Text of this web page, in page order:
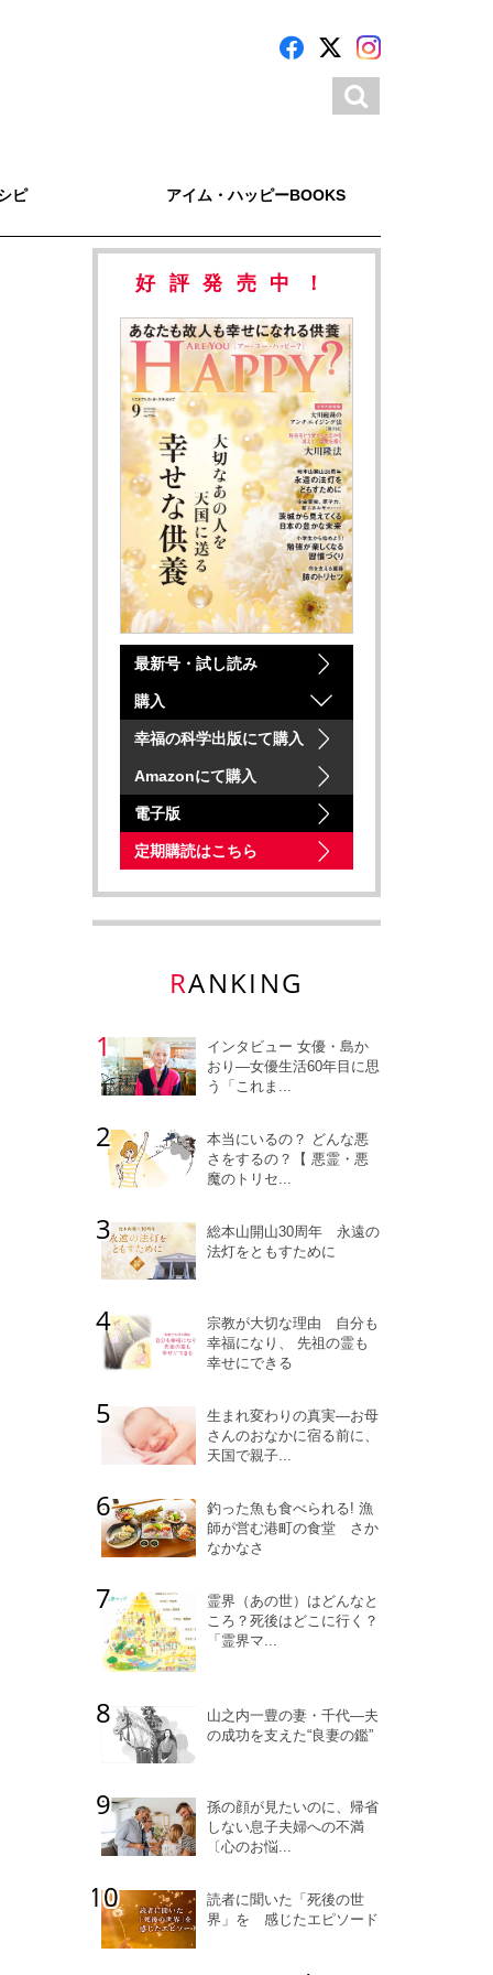
ピ アイム・ハッピーBOOKS
好評発売中！
最新号・試し読み
購入
幸福の科学出版にて購入
Amazonにて購入
電子版
定期購読はこちら
RANKING
インタビュー 女優・島か
おり―女優生活60年目に思
う「これま...
本当にいるの？ どんな悪
さをするの？【 悪霊・悪
魔のトリセ...
総本山開山30周年 永遠の
法灯をともすために
宗教が大切な理由 自分も
幸福になり、 先祖の霊も
幸せにできる
生まれ変わりの真実―お母
さんのおなかに宿る前に、
天国で親子...
釣った魚も食べられる! 漁
師が営む港町の食堂 さか
なかなさ
霊界（あの世）はどんなと
ころ？死後はどこに行く？
「霊界マ...
山之内一豊の妻・千代―夫
の成功を支えた“良妻の鑑”
孫の顔が見たいのに、帰省
しない息子夫婦への不満
〔心のお悩...
読者に聞いた「死後の世
界」を 感じたエピソード